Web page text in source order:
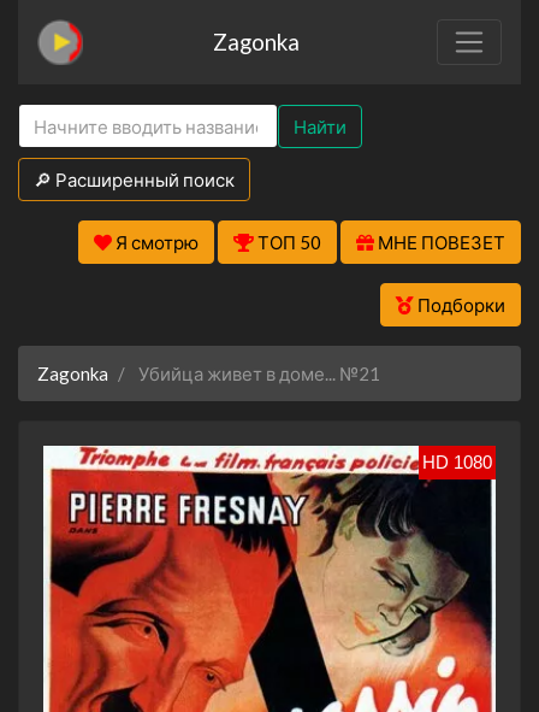
Zagonka
Найти
🔎 Расширенный поиск
Я смотрю ТОП 50 МНЕ ПОВЕЗЕТ
Подборки
Zagonka Убийца живет в доме... №21
HD 1080